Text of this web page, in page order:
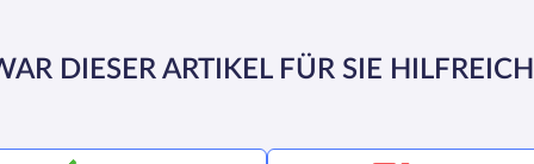
DIESER ARTIKEL FÜR SIE